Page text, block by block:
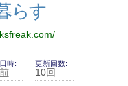
らす
時 更新回数
10回